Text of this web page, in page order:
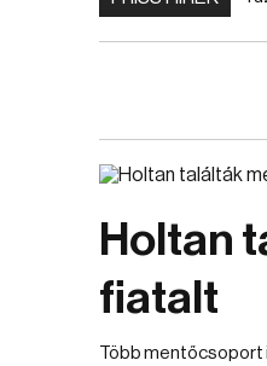
Holtan
fiatalt
Több